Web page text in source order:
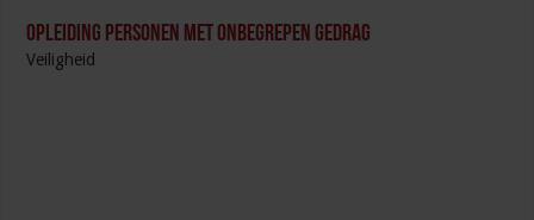
Opleiding Personen met onbegrepen gedrag
Veiligheid